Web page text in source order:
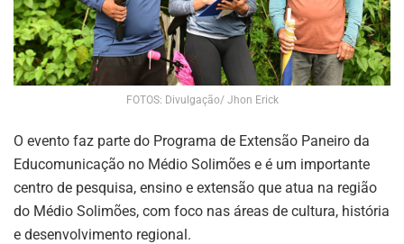
FOTOS: Divulgação/ Jhon Erick
O evento faz parte do Programa de Extensão Paneiro da
Educomunicação no Médio Solimões e é um importante
centro de pesquisa, ensino e extensão que atua na região
do Médio Solimões, com foco nas áreas de cultura, história
e desenvolvimento regional.